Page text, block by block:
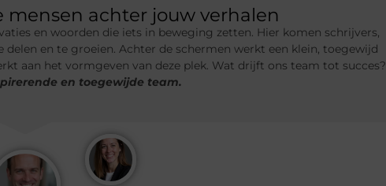
mensen achter jouw verhalen
en woorden die iets in beweging zetten. Hier komen schrijvers,
en te groeien. Achter de schermen werkt een klein, toegewijd
aan het vormgeven van deze plek. Wat drijft ons team tot succes?
en toegewijde team.